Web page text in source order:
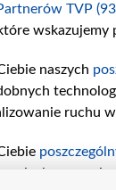
Odcinek 3390
TVP
naszych
ruchu
w